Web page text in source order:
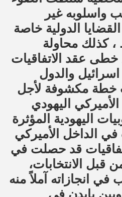
واسلوبه غير
الدولية خاصة
كذلك محاولة
عقد الاتفاقيات
اسرائيل والدول
خطة مكشوفة لأجل
الأميركي اليهودي
اليهودية المؤثرة
الداخل الأميركي
قد حصلت في
قبل الانتخابات،
انجازاته آملاً منه
بايدن في